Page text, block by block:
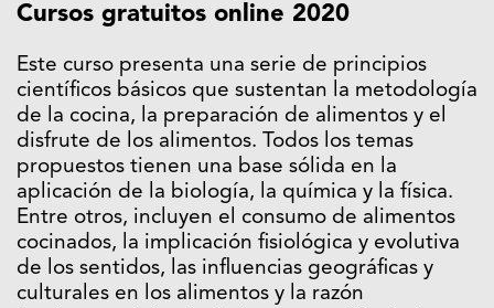
Cursos gratuitos online 2020
Este curso presenta una serie de principios
científicos básicos que sustentan la metodología
de la cocina, la preparación de alimentos y el
disfrute de los alimentos. Todos los temas
propuestos tienen una base sólida en la
aplicación de la biología, la química y la física.
Entre otros, incluyen el consumo de alimentos
cocinados, la implicación fisiológica y evolutiva
de los sentidos, las influencias geográficas y
culturales en los alimentos y la razón